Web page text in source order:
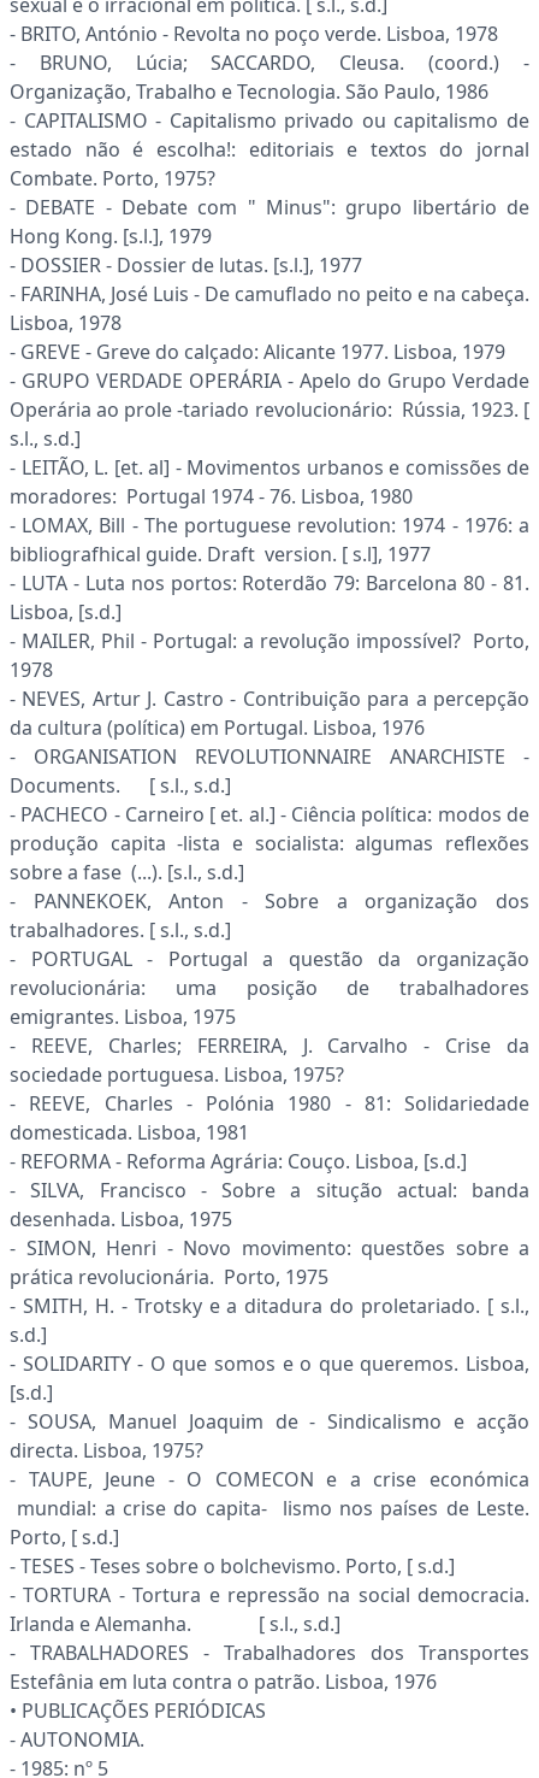
- BRITO, António - Revolta no poço verde. Lisboa, 1978
- BRUNO, Lúcia; SACCARDO, Cleusa. (coord.) -
Organização, Trabalho e Tecnologia. São Paulo, 1986
- CAPITALISMO - Capitalismo privado ou capitalismo de
estado não é escolha!: editoriais e textos do jornal
Combate. Porto, 1975?
- DEBATE - Debate com " Minus": grupo libertário de
Hong Kong. [s.l.], 1979
- DOSSIER - Dossier de lutas. [s.l.], 1977
- FARINHA, José Luis - De camuflado no peito e na cabeça.
Lisboa, 1978
- GREVE - Greve do calçado: Alicante 1977. Lisboa, 1979
- GRUPO VERDADE OPERÁRIA - Apelo do Grupo Verdade
Operária ao prole -tariado revolucionário: Rússia, 1923. [
s.l., s.d.]
- LEITÃO, L. [et. al] - Movimentos urbanos e comissões de
moradores: Portugal 1974 - 76. Lisboa, 1980
- LOMAX, Bill - The portuguese revolution: 1974 - 1976: a
bibliografhical guide. Draft version. [ s.l], 1977
- LUTA - Luta nos portos: Roterdão 79: Barcelona 80 - 81.
Lisboa, [s.d.]
- MAILER, Phil - Portugal: a revolução impossível? Porto,
1978
- NEVES, Artur J. Castro - Contribuição para a percepção
da cultura (política) em Portugal. Lisboa, 1976
- ORGANISATION REVOLUTIONNAIRE ANARCHISTE -
Documents. [ s.l., s.d.]
- PACHECO - Carneiro [ et. al.] - Ciência política: modos de
produção capita -lista e socialista: algumas reflexões
sobre a fase (...). [s.l., s.d.]
- PANNEKOEK, Anton - Sobre a organização dos
trabalhadores. [ s.l., s.d.]
- PORTUGAL - Portugal a questão da organização
revolucionária: uma posição de trabalhadores
emigrantes. Lisboa, 1975
- REEVE, Charles; FERREIRA, J. Carvalho - Crise da
sociedade portuguesa. Lisboa, 1975?
- REEVE, Charles - Polónia 1980 - 81: Solidariedade
domesticada. Lisboa, 1981
- REFORMA - Reforma Agrária: Couço. Lisboa, [s.d.]
- SILVA, Francisco - Sobre a situção actual: banda
desenhada. Lisboa, 1975
- SIMON, Henri - Novo movimento: questões sobre a
prática revolucionária. Porto, 1975
- SMITH, H. - Trotsky e a ditadura do proletariado. [ s.l.,
s.d.]
- SOLIDARITY - O que somos e o que queremos. Lisboa,
[s.d.]
- SOUSA, Manuel Joaquim de - Sindicalismo e acção
directa. Lisboa, 1975?
- TAUPE, Jeune - O COMECON e a crise económica
mundial: a crise do capita- lismo nos países de Leste.
Porto, [ s.d.]
- TESES - Teses sobre o bolchevismo. Porto, [ s.d.]
- TORTURA - Tortura e repressão na social democracia.
Irlanda e Alemanha. [ s.l., s.d.]
- TRABALHADORES - Trabalhadores dos Transportes
Estefânia em luta contra o patrão. Lisboa, 1976
• PUBLICAÇÕES PERIÓDICAS
- AUTONOMIA.
- 1985: nº 5